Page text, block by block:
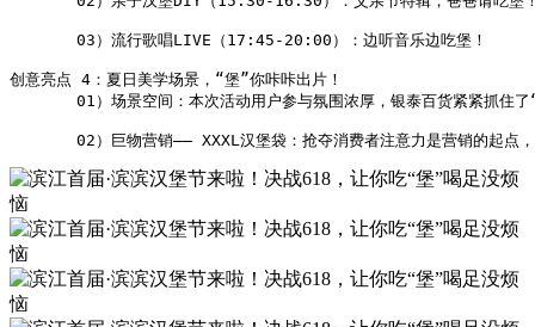
       03）流行歌唱LIVE（17:45-20:00）：边听音乐边吃堡！
创意亮点 4：夏日美学场景，“堡”你咔咔出片！
01）场景空间：本次活动用户参与氛围浓厚，银泰百货紧紧抓住
02）巨物营销—— XXXL汉堡袋：抢夺消费者注意力是营销的起点，